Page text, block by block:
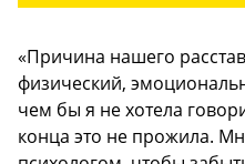
«Причина нашего
физический,
чем бы я не хотела
конца это не прожила.